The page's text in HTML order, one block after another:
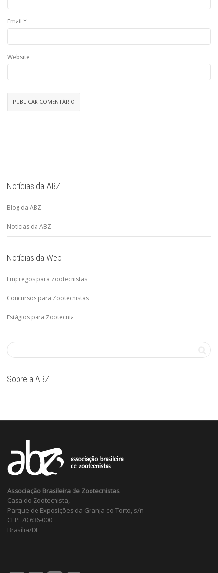
Email *
Website
Notícias da ABZ
Blog da ABZ
Notícias da ABZ
Notícias da Web
Empregos para Zootecnistas
Concursos para Zootecnistas
Estágios para Zootecnia
Sobre a ABZ
Associação Brasileira de Zootecnistas
Casa do Zootecnista,
Parque de Exposições da Granja do Torto, s/n
CEP: 70.636-000
Brasília/DF